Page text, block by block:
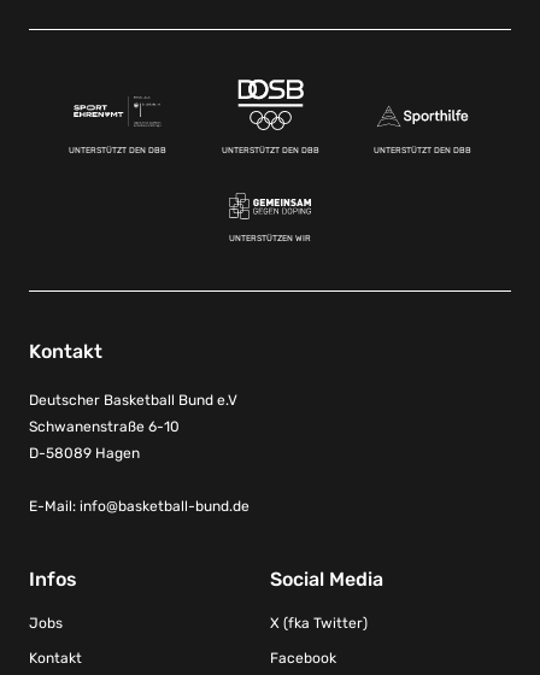
UNTERSTÜTZT DEN DBB UNTERSTÜTZT DEN DBB UNTERSTÜTZT DEN DBB
UNTERSTÜTZEN WIR
Kontakt
Deutscher Basketball Bund e.V
Schwanenstraße 6-10
D-58089 Hagen
E-Mail: info@basketball-bund.de
Infos
Jobs
Kontakt
Social Media
X (fka Twitter)
Facebook